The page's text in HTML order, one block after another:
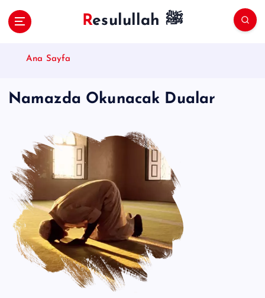
Resulullah ﷺ
Ana Sayfa
Namazda Okunacak Dualar